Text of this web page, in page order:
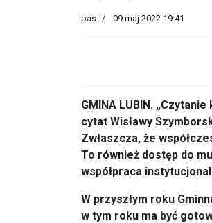
pas 09 maj 2022 19:41
GMINA LUBIN.
cytat Wisławy
Zwłaszcza, że
To również dostęp do
współpraca
W przyszłym roku
w tym roku ma być